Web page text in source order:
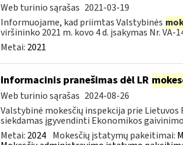
Web turinio sąrašas 2021-03-19
Informuojame, kad priimtas Valstybinės
viršininko 2021 m. kovo 4 d. įsakymas Nr. VA-
Metai: 2021
Informacinis pranešimas dėl LR
Web turinio sąrašas 2024-08-26
Valstybinė mokesčių inspekcija prie
siekdamas įgyvendinti Ekonomikos gaivinimo
Metai: 2024 Mokesčių įstatymų pakeitimai: